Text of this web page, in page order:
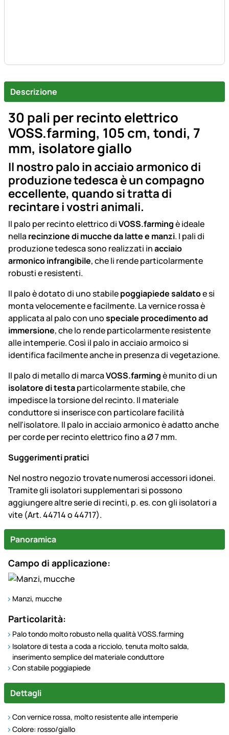
Descrizione
30 pali per recinto elettrico
VOSS.farming, 105 cm, tondi, 7
mm, isolatore giallo
Il nostro palo in acciaio armonico di
produzione tedesca è un compagno
eccellente, quando si tratta di
recintare i vostri animali.
Il palo per recinto elettrico diVOSS.farmingè ideale
nella recinzione di mucche da latte e manzi. I pali di
produzione tedesca sono realizzati inacciaio
armonico infrangibile, che li rende particolarmente
robusti e resistenti.
Il palo è dotato di uno stabilepoggiapiede saldatoe si
monta velocemente e facilmente. La vernice rossa è
applicata al palo con unospeciale procedimento ad
immersione, che lo rende particolarmente resistente
alle intemperie. Così il palo in acciaio armoico si
identifica facilmente anche in presenza di vegetazione.
Il palo di metallo di marcaVOSS.farmingè munito di un
isolatore di testaparticolarmente stabile, che
impedisce la torsione del recinto. Il materiale
conduttore si inserisce con particolare facilità
nell'isolatore. Il palo in acciaio armonico è adatto anche
per corde per recinto elettrico fino a Ø 7 mm.
Suggerimenti pratici
Nel nostro negozio trovate numerosi accessori idonei.
Tramite gli isolatori supplementari si possono
aggiungere altre serie di recinti, p. es. con gli isolatori a
vite (Art. 44714 o 44717).
Panoramica
Campo di applicazione:
Manzi, mucche
Particolarità:
Palo tondo molto robusto nella qualità VOSS.farming
Isolatore di testa a coda a ricciolo, tenuta molto salda,
inserimento semplice del materiale conduttore
Con stabile poggiapiede
Dettagli
Con vernice rossa, molto resistente alle intemperie
Colore: rosso/giallo